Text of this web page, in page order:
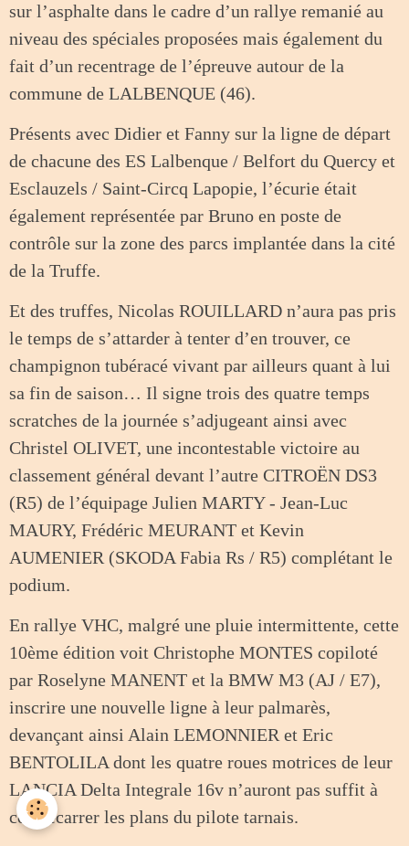
sur l’asphalte dans le cadre d’un rallye remanié au
niveau des spéciales proposées mais également du
fait d’un recentrage de l’épreuve autour de la
commune de LALBENQUE (46).
Présents avec Didier et Fanny sur la ligne de départ
de chacune des ES Lalbenque / Belfort du Quercy et
Esclauzels / Saint-Circq Lapopie, l’écurie était
également représentée par Bruno en poste de
contrôle sur la zone des parcs implantée dans la cité
de la Truffe.
Et des truffes, Nicolas ROUILLARD n’aura pas pris
le temps de s’attarder à tenter d’en trouver, ce
champignon tubéracé vivant par ailleurs quant à lui
sa fin de saison… Il signe trois des quatre temps
scratches de la journée s’adjugeant ainsi avec
Christel OLIVET, une incontestable victoire au
classement général devant l’autre CITROËN DS3
(R5) de l’équipage Julien MARTY - Jean-Luc
MAURY, Frédéric MEURANT et Kevin
AUMENIER (SKODA Fabia Rs / R5) complétant le
podium.
En rallye VHC, malgré une pluie intermittente, cette
10ème édition voit Christophe MONTES copiloté
par Roselyne MANENT et la BMW M3 (AJ / E7),
inscrire une nouvelle ligne à leur palmarès,
devançant ainsi Alain LEMONNIER et Eric
BENTOLILA dont les quatre roues motrices de leur
LANCIA Delta Integrale 16v n’auront pas suffit à
contrecarrer les plans du pilote tarnais.